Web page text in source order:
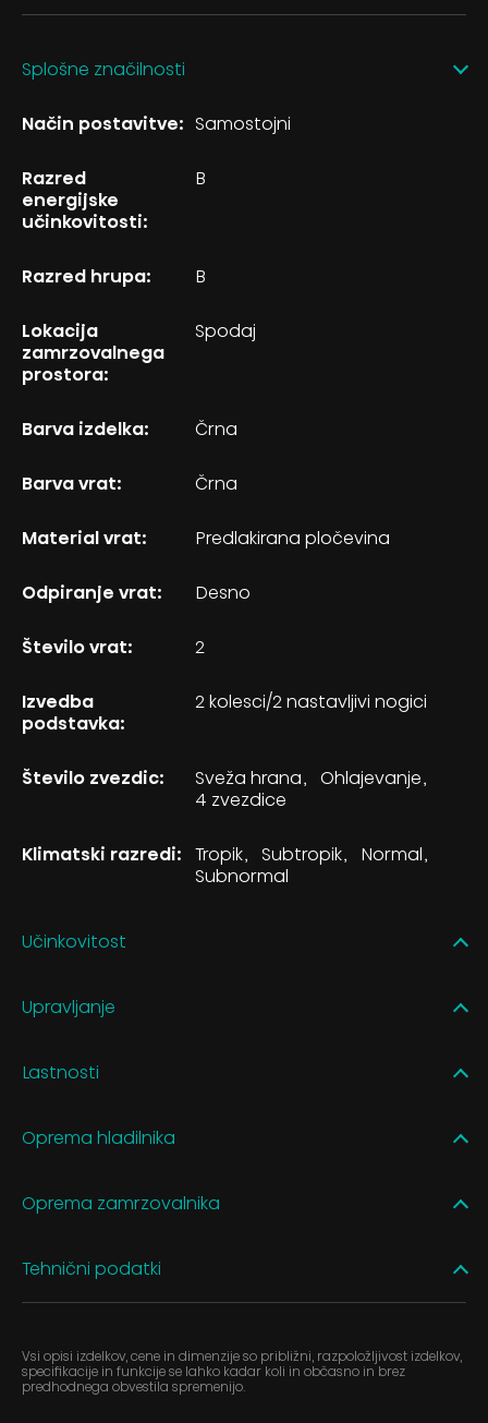
Splošne značilnosti
Način postavitve: Samostojni
Razred
energijske
učinkovitosti:
B
Razred hrupa: B
Lokacija
zamrzovalnega
prostora:
Spodaj
Barva izdelka: Črna
Barva vrat: Črna
Material vrat: Predlakirana pločevina
Odpiranje vrat: Desno
Število vrat: 2
Izvedba
podstavka:
2 kolesci/2 nastavljivi nogici
Število zvezdic: Sveža hrana Ohlajevanje
4 zvezdice
Klimatski razredi: Tropik Subtropik
Normal
Subnormal
Učinkovitost
Upravljanje
Lastnosti
Oprema hladilnika
Oprema zamrzovalnika
Tehnični podatki
Vsi opisi izdelkov, cene in dimenzije so približni, razpoložljivost izdelkov,
specifikacije in funkcije se lahko kadar koli in občasno in brez
predhodnega obvestila spremenijo.